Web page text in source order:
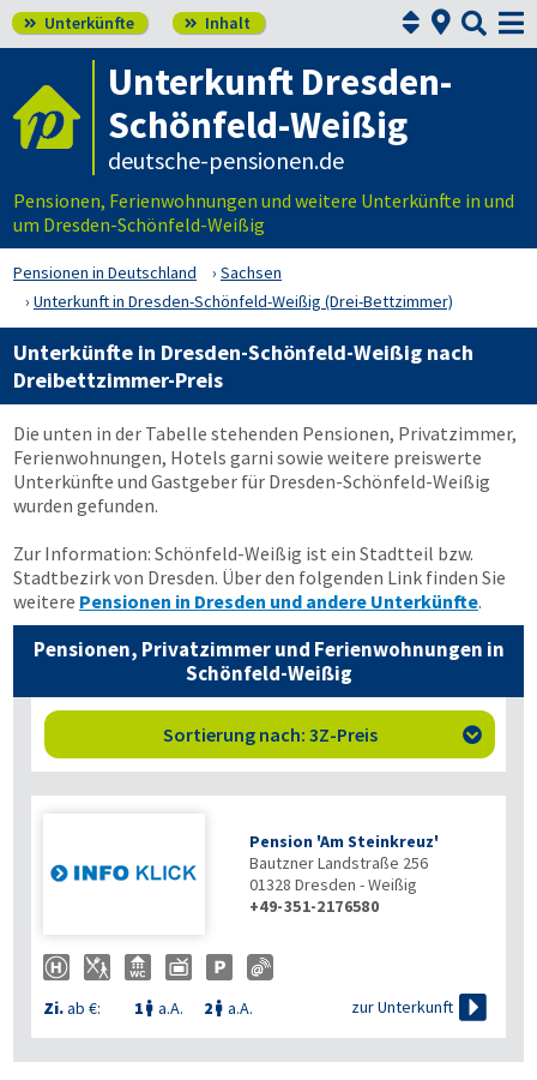
 Unterkünfte  Inhalt  

Unterkunft Dresden-
Schönfeld-Weißig
deutsche-pensionen.de
Pensionen, Ferienwohnungen und weitere Unterkünfte in und
um Dresden-Schönfeld-Weißig
Pensionen in Deutschland
Sachsen
Unterkunft in Dresden-Schönfeld-Weißig (Drei-Bettzimmer)
Unterkünfte in Dresden-Schönfeld-Weißig nach
Dreibettzimmer-Preis
Die unten in der Tabelle stehenden Pensionen, Privatzimmer,
Ferienwohnungen, Hotels garni sowie weitere preiswerte
Unterkünfte und Gastgeber für Dresden-Schönfeld-Weißig
wurden gefunden.
Zur Information: Schönfeld-Weißig ist ein Stadtteil bzw.
Stadtbezirk von Dresden. Über den folgenden Link finden Sie
weitere Pensionen in Dresden und andere Unterkünfte.
Pensionen, Privatzimmer und Ferienwohnungen in
Schönfeld-Weißig
Sortierung nach: 3Z-Preis 
Pension 'Am Steinkreuz'
Bautzner Landstraße 256
01328 Dresden - Weißig
+49-351-2176580
Zi.ab €: 1  a.A. 2  a.A. zur Unterkunft 